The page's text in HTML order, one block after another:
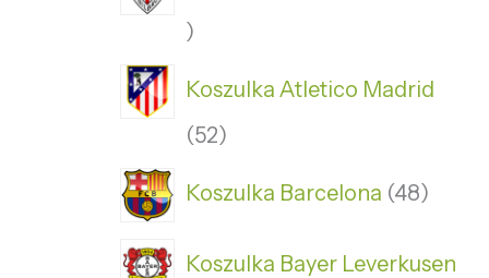
Koszulka Atletico Madrid
52
Koszulka Barcelona 48
Koszulka Bayer Leverkusen